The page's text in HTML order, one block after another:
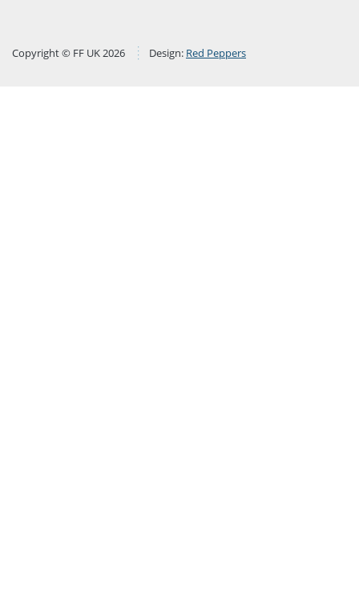
Copyright © FF UK 2026 Design: Red Peppers